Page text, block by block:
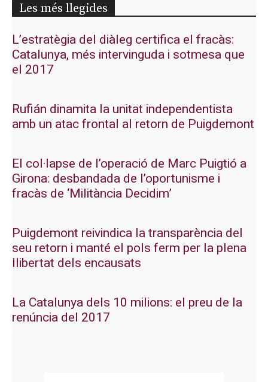
Les més llegides
L’estratègia del diàleg certifica el fracàs:
Catalunya, més intervinguda i sotmesa que
el 2017
Rufián dinamita la unitat independentista
amb un atac frontal al retorn de Puigdemont
El col·lapse de l’operació de Marc Puigtió a
Girona: desbandada de l’oportunisme i
fracàs de ‘Militància Decidim’
Puigdemont reivindica la transparència del
seu retorn i manté el pols ferm per la plena
llibertat dels encausats
La Catalunya dels 10 milions: el preu de la
renúncia del 2017